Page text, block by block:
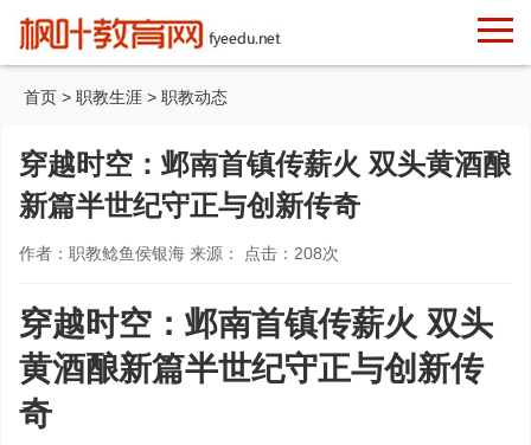
首页 > 职教生涯 > 职教动态
穿越时空：邺南首镇传薪火 双头黄酒酿
新篇半世纪守正与创新传奇
作者：职教鲶鱼侯银海 来源： 点击： 208次
穿越时空：邺南首镇传薪火 双头
黄酒酿新篇半世纪守正与创新传
奇